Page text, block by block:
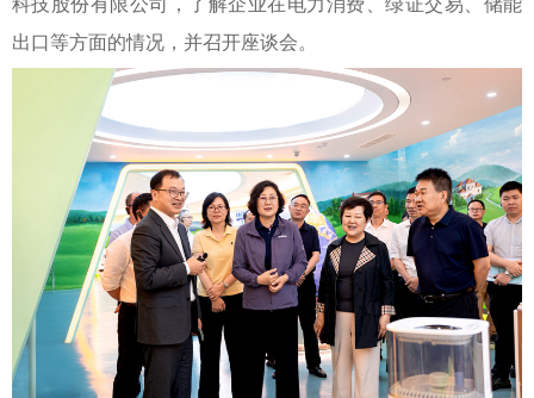
科技股份有限公司，了解企业在电力消费、绿证交易、储能
出口等方面的情况，并召开座谈会。